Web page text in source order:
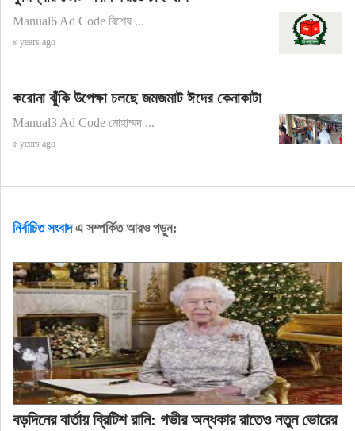
Manual6 Ad Code বিশেষ ...
৪ years ago
করোনা ঝুঁকি উপেক্ষা চলছে জমজমাট ঈদের কেনাকাটা
Manual3 Ad Code মোহাম্মদ ...
৫ years ago
নির্বাচিত সংবাদএ সম্পর্কিত আরও পড়ুন:
বড়দিনের বার্তায় ব্রিটিশ রানি: গভীর অন্ধকার রাতেও নতুন ভোরের